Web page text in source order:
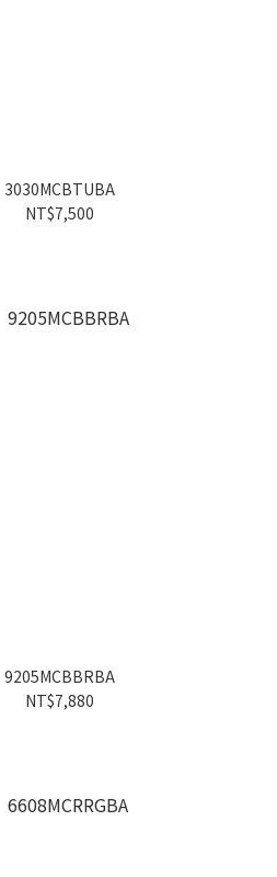
3030MCBTUBA
NT$7,500
9205MCBBRBA
NT$7,880